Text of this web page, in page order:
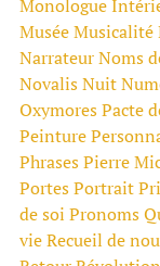
Monologue
MuséeMusicalité
NarrateurNoms
NovalisNuit
OxymoresPacte
Peinture
PhrasesPierre
PortesPortrait
de soi Pronoms
vieRecueil de